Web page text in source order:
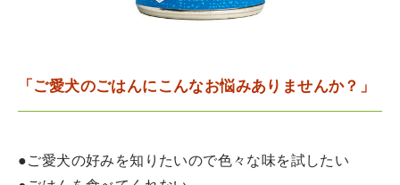
「ご愛犬のごはんにこんなお悩みありませんか？」
●ご愛犬の好みを知りたいので色々な味を試したい